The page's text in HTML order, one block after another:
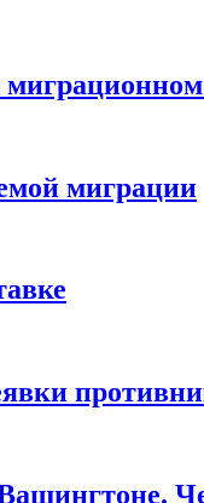
миграции